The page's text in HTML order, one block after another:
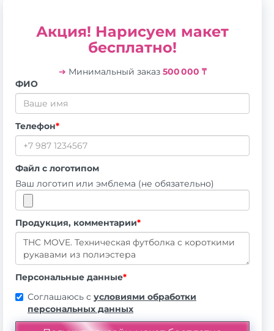
Акция! Нарисуем макет
бесплатно!
➔ Минимальный заказ 500 000 ₸
ФИО
Телефон*
Файл с логотипом
Ваш логотип или эмблема (не обязательно)
Продукция, комментарии*
Персональные данные*
Соглашаюсь с условиями обработки
персональных данных